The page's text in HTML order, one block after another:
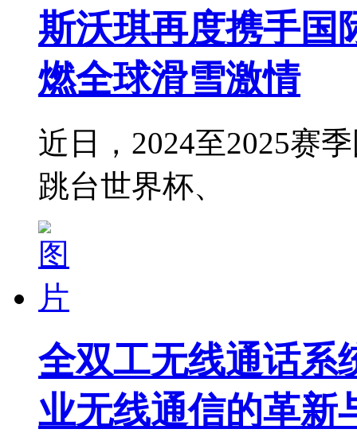
斯沃琪再度携手国
燃全球滑雪激情
近日，2024至2025赛
跳台世界杯、
全双工无线通话系
业无线通信的革新